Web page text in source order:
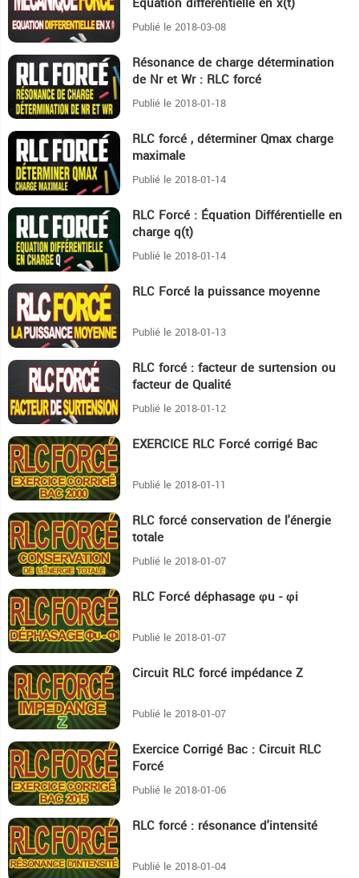
Publié le 2018-03-08
15:17 Résonance de charge détermination
de Nr et Wr : RLC forcé
Publié le 2018-01-18
8:10 RLC forcé , déterminer Qmax charge
maximale
Publié le 2018-01-14
3:55 RLC Forcé : Équation Différentielle en
charge q(t)
Publié le 2018-01-14
4:20 RLC Forcé la puissance moyenne
Publié le 2018-01-13
5:58 RLC forcé : facteur de surtension ou
facteur de Qualité
Publié le 2018-01-12
40:30 EXERCICE RLC Forcé corrigé Bac
Publié le 2018-01-11
5:57 RLC forcé conservation de l'énergie
totale
Publié le 2018-01-07
6:19 RLC Forcé déphasage φu - φi
Publié le 2018-01-07
16:55 Circuit RLC forcé impédance Z
Publié le 2018-01-07
38:58 Exercice Corrigé Bac : Circuit RLC
Forcé
Publié le 2018-01-06
9:23 RLC forcé : résonance d'intensité
Publié le 2018-01-04